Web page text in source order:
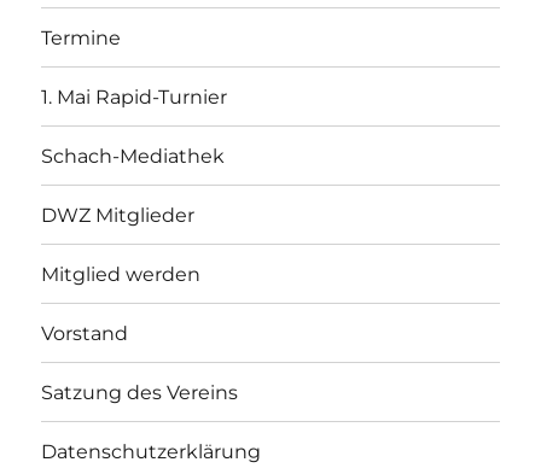
Termine
1. Mai Rapid-Turnier
Schach-Mediathek
DWZ Mitglieder
Mitglied werden
Vorstand
Satzung des Vereins
Datenschutzerklärung